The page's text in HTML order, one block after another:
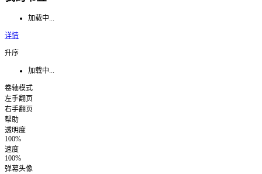
加载中...
详情
升序
加载中...
卷轴模式
左手翻页
右手翻页
帮助
透明度
100%
速度
100%
弹幕头像